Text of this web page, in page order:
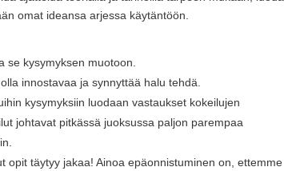
omat ideansa arjessa käytäntöön.
se kysymyksen muotoon.
innostavaa ja synnyttää halu tehdä.
kysymyksiin luodaan vastaukset kokeilujen
johtavat pitkässä juoksussa paljon parempaa
opit täytyy jakaa! Ainoa epäonnistuminen on, ettemme